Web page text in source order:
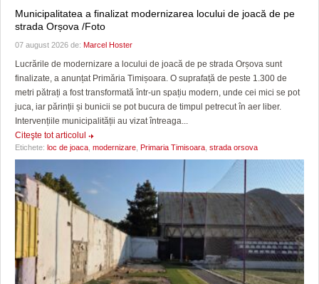
Municipalitatea a finalizat modernizarea locului de joacă de pe
strada Orșova /Foto
07 august 2026 de: Marcel Hoster
Lucrările de modernizare a locului de joacă de pe strada Orșova sunt
finalizate, a anunțat Primăria Timișoara. O suprafață de peste 1.300 de
metri pătrați a fost transformată într-un spațiu modern, unde cei mici se pot
juca, iar părinții și bunicii se pot bucura de timpul petrecut în aer liber.
Intervențiile municipalității au vizat întreaga...
Citeşte tot articolul
Etichete: loc de joaca modernizare Primaria Timisoara strada orsova